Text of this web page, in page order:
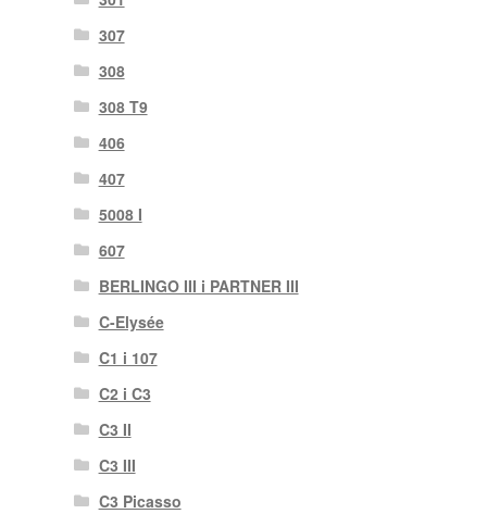
307
308
308 T9
406
407
5008 I
607
BERLINGO III i PARTNER III
C-Elysée
C1 i 107
C2 i C3
C3 II
C3 III
C3 Picasso